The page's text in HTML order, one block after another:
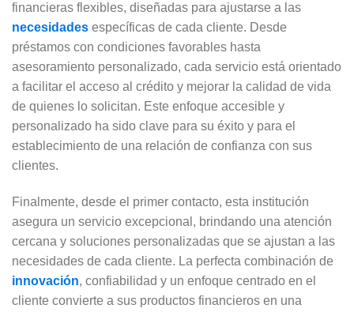
financieras flexibles, diseñadas para ajustarse a las
necesidades específicas de cada cliente. Desde
préstamos con condiciones favorables hasta
asesoramiento personalizado, cada servicio está orientado
a facilitar el acceso al crédito y mejorar la calidad de vida
de quienes lo solicitan. Este enfoque accesible y
personalizado ha sido clave para su éxito y para el
establecimiento de una relación de confianza con sus
clientes.
Finalmente, desde el primer contacto, esta institución
asegura un servicio excepcional, brindando una atención
cercana y soluciones personalizadas que se ajustan a las
necesidades de cada cliente. La perfecta combinación de
innovación, confiabilidad y un enfoque centrado en el
cliente convierte a sus productos financieros en una